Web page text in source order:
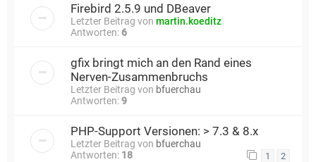
Firebird 2.5.9 und DBeaver
Letzter Beitrag von martin.koeditz
Antworten: 6
gfix bringt mich an den Rand eines
Nerven-Zusammenbruchs
Letzter Beitrag von bfuerchau
Antworten:9
PHP-Support Versionen: > 7.3 & 8.x
Letzter Beitrag von bfuerchau
Antworten: 18 1 2